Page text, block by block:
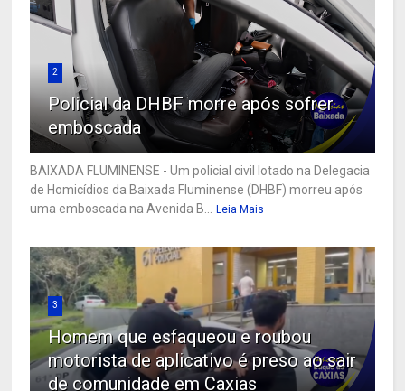
2
Policial da DHBF morre após sofrer
emboscada
BAIXADA FLUMINENSE - Um policial civil lotado na Delegacia
de Homicídios da Baixada Fluminense (DHBF) morreu após
uma emboscada na Avenida B...
Leia Mais
3
Homem que esfaqueou e roubou
motorista de aplicativo é preso ao sair
de comunidade em Caxias